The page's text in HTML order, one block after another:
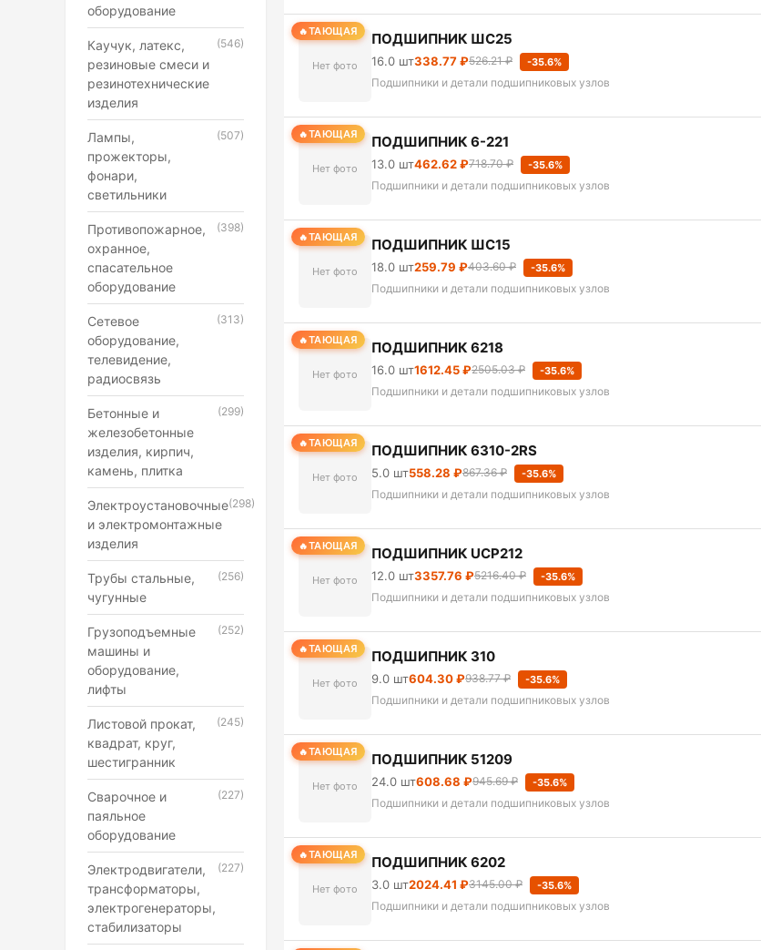
оборудование
Каучук, латекс,
резиновые смеси и
резинотехнические
изделия
(546)
Лампы,
прожекторы,
фонари,
светильники
(507)
Противопожарное,
охранное,
спасательное
оборудование
(398)
Сетевое
оборудование,
телевидение,
радиосвязь
(313)
Бетонные и
железобетонные
изделия, кирпич,
камень, плитка
(299)
Электроустановочные
и электромонтажные
изделия
(298)
Трубы стальные,
чугунные
(256)
Грузоподъемные
машины и
оборудование,
лифты
(252)
Листовой прокат,
квадрат, круг,
шестигранник
(245)
Сварочное и
паяльное
оборудование
(227)
Электродвигатели,
трансформаторы,
электрогенераторы,
стабилизаторы
(227)
ТАЮЩАЯ
Нет фото
ПОДШИПНИК ШС25
16.0 шт338.77 ₽526.21 ₽ -35.6%
Подшипники и детали подшипниковых узлов
ТАЮЩАЯ
Нет фото
ПОДШИПНИК 6-221
13.0 шт462.62 ₽718.70 ₽ -35.6%
Подшипники и детали подшипниковых узлов
ТАЮЩАЯ
Нет фото
ПОДШИПНИК ШС15
18.0 шт259.79 ₽403.60 ₽ -35.6%
Подшипники и детали подшипниковых узлов
ТАЮЩАЯ
Нет фото
ПОДШИПНИК 6218
16.0 шт1612.45 ₽2505.03 ₽ -35.6%
Подшипники и детали подшипниковых узлов
ТАЮЩАЯ
Нет фото
ПОДШИПНИК 6310-2RS
5.0 шт558.28 ₽867.36 ₽ -35.6%
Подшипники и детали подшипниковых узлов
ТАЮЩАЯ
Нет фото
ПОДШИПНИК UCP212
12.0 шт3357.76 ₽5216.40 ₽ -35.6%
Подшипники и детали подшипниковых узлов
ТАЮЩАЯ
Нет фото
ПОДШИПНИК 310
9.0 шт604.30 ₽938.77 ₽ -35.6%
Подшипники и детали подшипниковых узлов
ТАЮЩАЯ
Нет фото
ПОДШИПНИК 51209
24.0 шт608.68 ₽945.69 ₽ -35.6%
Подшипники и детали подшипниковых узлов
ТАЮЩАЯ
Нет фото
ПОДШИПНИК 6202
3.0 шт2024.41 ₽3145.00 ₽ -35.6%
Подшипники и детали подшипниковых узлов